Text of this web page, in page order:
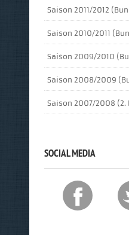
Saison 2011/2012
Saison 2010/2011
Saison 2009/2010
Saison 2008/2009
Saison 2007/2008 (2.
SOCIAL MEDIA